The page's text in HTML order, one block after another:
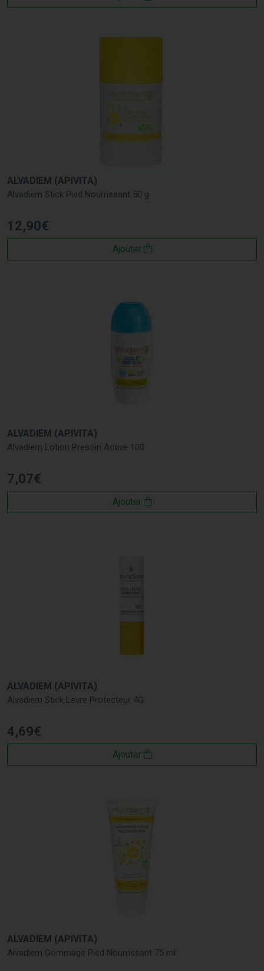
ALVADIEM (APIVITA)
Alvadiem Stick Pied Nourrissant 50 g
12,90€
Ajouter
ALVADIEM (APIVITA)
Alvadiem Lotion Presoin Active 100
7,07€
Ajouter
ALVADIEM (APIVITA)
Alvadiem Stick Levre Protecteur 4G
4,69€
Ajouter
ALVADIEM (APIVITA)
Alvadiem Gommage Pied Nourrissant 75 ml